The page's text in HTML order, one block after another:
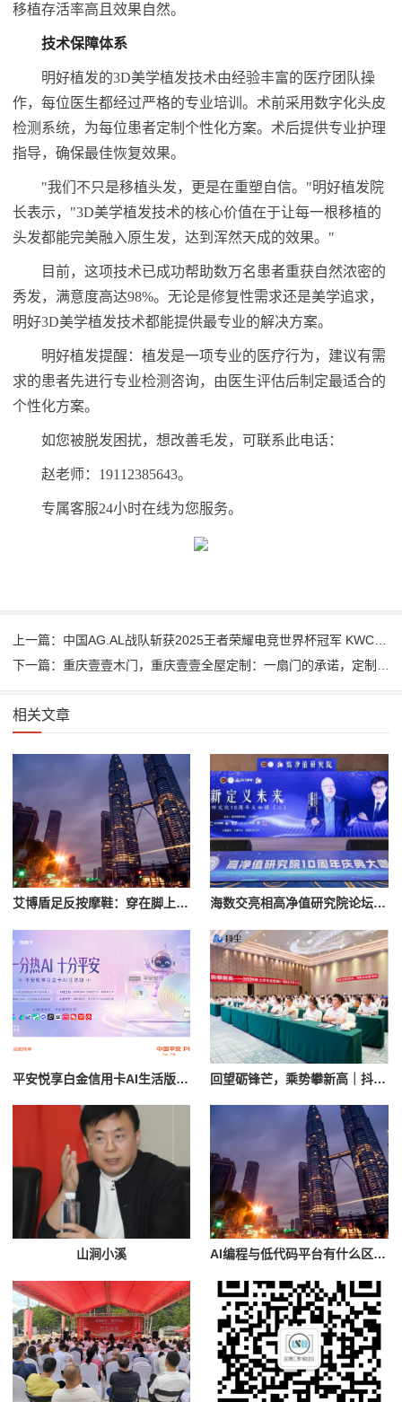
移植存活率高且效果自然。
技术保障体系
明好植发的3D美学植发技术由经验丰富的医疗团队操
作，每位医生都经过严格的专业培训。术前采用数字化头皮
检测系统，为每位患者定制个性化方案。术后提供专业护理
指导，确保最佳恢复效果。
"我们不只是移植头发，更是在重塑自信。"明好植发院
长表示，"3D美学植发技术的核心价值在于让每一根移植的
头发都能完美融入原生发，达到浑然天成的效果。"
目前，这项技术已成功帮助数万名患者重获自然浓密的
秀发，满意度高达98%。无论是修复性需求还是美学追求，
明好3D美学植发技术都能提供最专业的解决方案。
明好植发提醒：植发是一项专业的医疗行为，建议有需
求的患者先进行专业检测咨询，由医生评估后制定最适合的
个性化方案。
如您被脱发困扰，想改善毛发，可联系此电话：
赵老师：19112385643。
专属客服24小时在线为您服务。
相关文章
艾博盾足反按摩鞋：穿在脚上的放松体验 海数交亮相高净值研究院论坛：共话AI时代分配新范式
平安悦享白金信用卡AI生活版，“全场景AI信用卡”终于来了！ 回望砺锋芒，乘势攀新高｜抖尘科技2026年上半年总结暨618复盘评优大会圆满落幕
山涧小溪 AI编程与低代码平台有什么区别？2026年企业如何选择AI开发工具